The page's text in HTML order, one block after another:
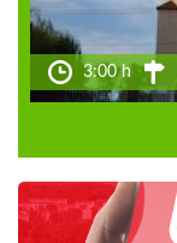
3:00 h